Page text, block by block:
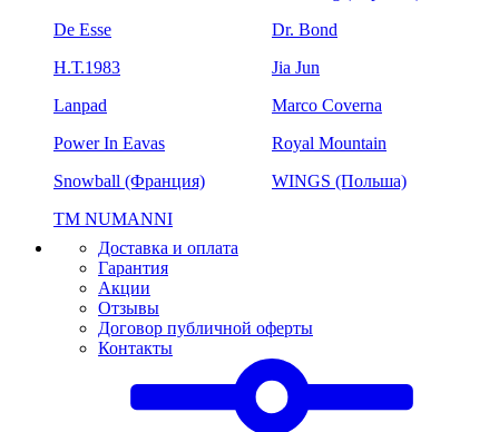
De Esse
Dr. Bond
H.Т.1983
Jia Jun
Lanpad
Marco Coverna
Power In Eavas
Royal Mountain
Snowball (Франция)
WINGS (Польша)
ТМ NUMANNI
Доставка и оплата
Гарантия
Акции
Отзывы
Договор публичной оферты
Контакты